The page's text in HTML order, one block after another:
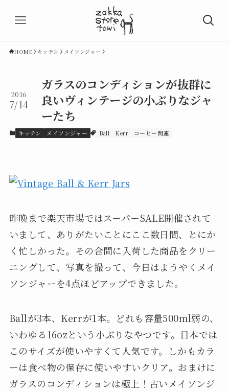
HOME キッチン メイソンジャー
ガラスのコンディションが抜群に
良いヴィンテージの小ぶりなジャ
ーたち
2016
7/14
キッチン メイソンジャー Ball Kerr コーヒー関連
昨晩まで楽天市場ではスーパーSALE開催されて
いまして、ありがたいことにここ数日間、とにか
く忙しかった。その合間に入荷した商品をクリー
ニングして、写真を撮って、今日はようやくメイ
ソンジャーを4点ほどアップできました。
Ballが3本、Kerrが1本。どれも容量500ml弱の、
いわゆる16ozという小ぶりなやつです。日本では
このサイズが使いやすくて人気です。しかもカラ
ーは食べ物の保存に使いやすいクリア。おまけに
ガラスのコンディションは極上！古いメイソンジ